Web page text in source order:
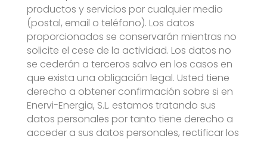
productos y servicios por cualquier medio
(postal, email o teléfono). Los datos
proporcionados se conservarán mientras no
solicite el cese de la actividad. Los datos no
se cederán a terceros salvo en los casos en
que exista una obligación legal. Usted tiene
derecho a obtener confirmación sobre si en
Enervi-Energia, S.L. estamos tratando sus
datos personales por tanto tiene derecho a
acceder a sus datos personales, rectificar los